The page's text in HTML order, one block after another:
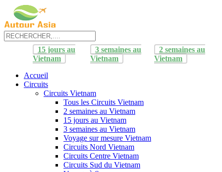
15 jours au
Vietnam
3 semaines au
Vietnam
2 semaines au
Vietnam
Accueil
Circuits
Circuits Vietnam
Tous les Circuits Vietnam
2 semaines au Vietnam
15 jours au Vietnam
3 semaines au Vietnam
Voyage sur mesure Vietnam
Circuits Nord Vietnam
Circuits Centre Vietnam
Circuits Sud du Vietnam